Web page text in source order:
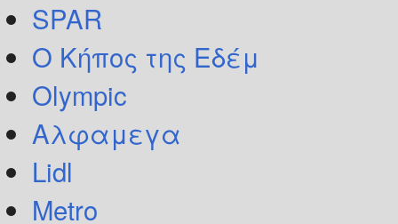
SPAR
Ο Κήπος της Εδέμ
Olympic
Αλφαμεγα
Lidl
Metro